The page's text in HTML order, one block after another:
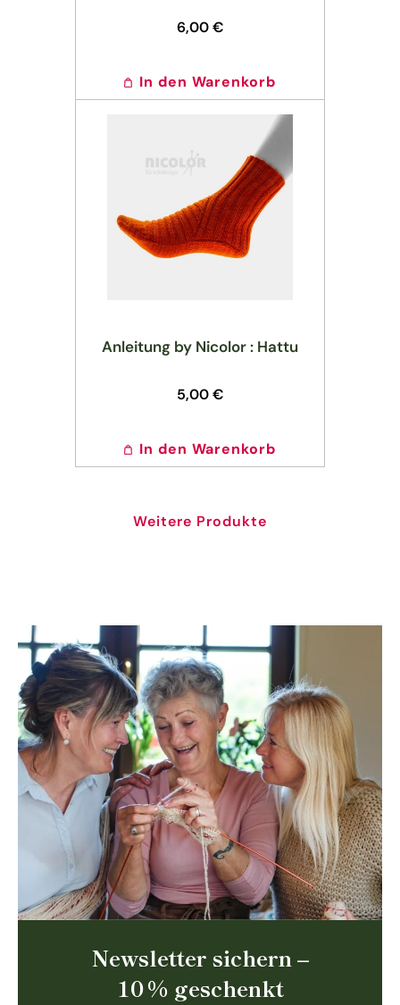
Normaler
6,00 €
In den Warenkorb
Anleitung by Nicolor : Hattu
Normaler
5,00 €
In den Warenkorb
Weitere Produkte
Newsletter sichern –
10 % geschenkt